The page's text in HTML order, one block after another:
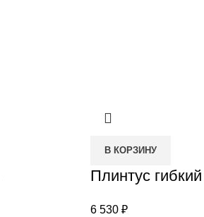
В КОРЗИНУ
Плинтус
6 530 ₽